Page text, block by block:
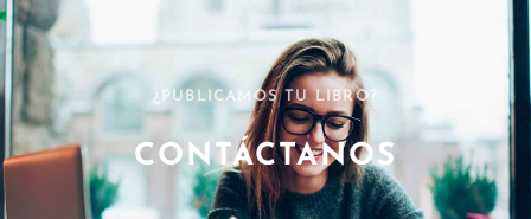
¿PUBLICAMOS TU LIBRO?
CONTÁCTANOS